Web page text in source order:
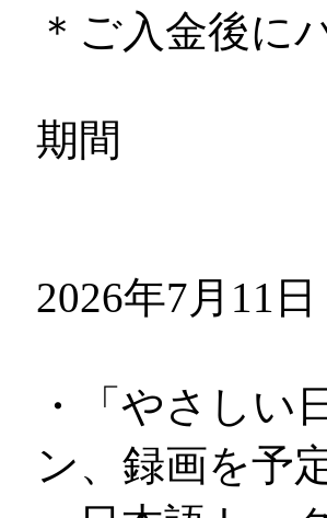
＊ご入金後に
期間
2026年7月11
・「やさしい
ン、録画を予